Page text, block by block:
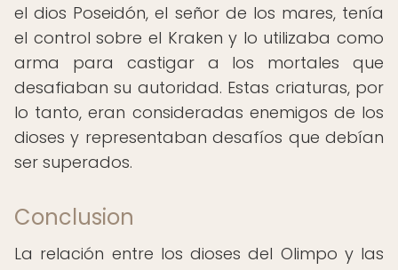
el dios Poseidón, el señor de los mares, tenía
el control sobre el Kraken y lo utilizaba como
arma para castigar a los mortales que
desafiaban su autoridad. Estas criaturas, por
lo tanto, eran consideradas enemigos de los
dioses y representaban desafíos que debían
ser superados.
Conclusion
La relación entre los dioses del Olimpo y las